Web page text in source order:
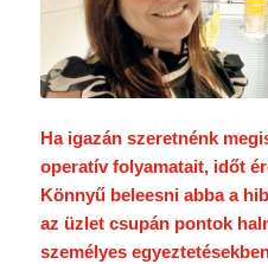
Ha igazán szeretnénk
operatív folyamatait, időt
Könnyű beleesni abba a
az üzlet csupán pontok
személyes